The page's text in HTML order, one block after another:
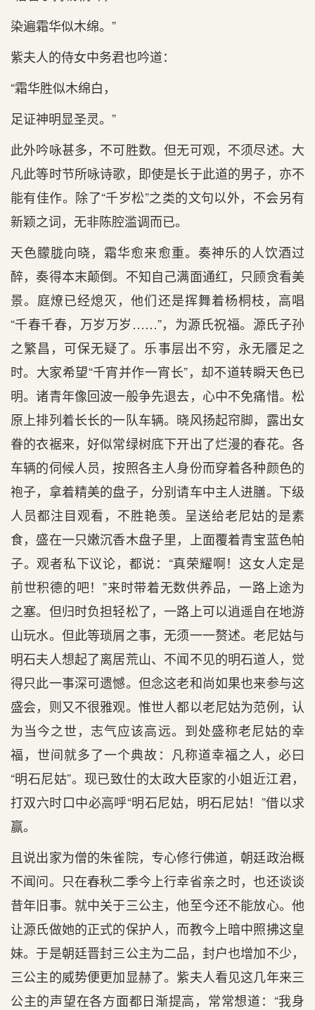
染遍霜华似木绵。 ”
紫夫人的侍女中务君也吟道：
“霜华胜似木绵白，
足证神明显圣灵。 ”
此外吟咏甚多，不可胜数。但无可观，不须尽述。大
凡此等时节所咏诗歌，即使是长于此道的男子，亦不
能有佳作。除了“千岁松”之类的文句以外，不会另有
新颖之词，无非陈腔滥调而已。
天色朦胧向晓，霜华愈来愈重。奏神乐的人饮酒过
醉，奏得本末颠倒。不知自己满面通红，只顾贪看美
景。庭燎已经熄灭，他们还是挥舞着杨桐枝，高唱
“千春千春，万岁万岁……”，为源氏祝福。源氏子孙
之繁昌，可保无疑了。乐事层出不穷，永无餍足之
时。大家希望“千宵并作一宵长”，却不道转瞬天色已
明。诸青年像回波一般争先退去，心中不免痛惜。松
原上排列着长长的一队车辆。晓风扬起帘脚，露出女
眷的衣裾来，好似常绿树底下开出了烂漫的春花。各
车辆的伺候人员，按照各主人身份而穿着各种颜色的
袍子，拿着精美的盘子，分别请车中主人进膳。下级
人员都注目观看，不胜艳羡。呈送给老尼姑的是素
食，盛在一只嫩沉香木盘子里，上面覆着青宝蓝色帕
子。观者私下议论，都说：“真荣耀啊！这女人定是
前世积德的吧！”来时带着无数供养品，一路上途为
之塞。但归时负担轻松了，一路上可以逍遥自在地游
山玩水。但此等琐屑之事，无须一一赘述。老尼姑与
明石夫人想起了离居荒山、不闻不见的明石道人，觉
得只此一事深可遗憾。但念这老和尚如果也来参与这
盛会，则又不很雅观。惟世人都以老尼姑为范例，认
为当今之世，志气应该高远。到处盛称老尼姑的幸
福，世间就多了一个典故：凡称道幸福之人，必曰
“明石尼姑”。现已致仕的太政大臣家的小姐近江君，
打双六时口中必高呼“明石尼姑，明石尼姑！”借以求
赢。
且说出家为僧的朱雀院，专心修行佛道，朝廷政治概
不闻问。只在春秋二季今上行幸省亲之时，也还谈谈
昔年旧事。就中关于三公主，他至今还不能放心。他
让源氏做她的正式的保护人，而教今上暗中照拂这皇
妹。于是朝廷晋封三公主为二品，封户也增加不少，
三公主的威势便更加显赫了。紫夫人看见这几年来三
公主的声望在各方面都日渐提高，常常想道：“我身